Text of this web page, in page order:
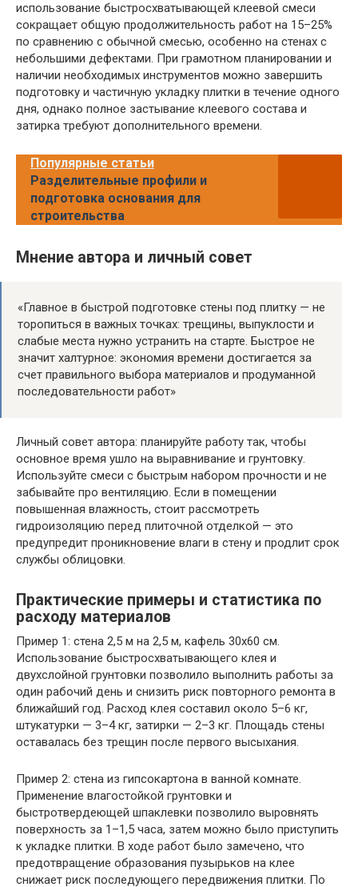
использование быстросхватывающей клеевой смеси
сокращает общую продолжительность работ на 15–25%
по сравнению с обычной смесью, особенно на стенах с
небольшими дефектами. При грамотном планировании и
наличии необходимых инструментов можно завершить
подготовку и частичную укладку плитки в течение одного
дня, однако полное застывание клеевого состава и
затирка требуют дополнительного времени.
Популярные статьи
Разделительные профили и
подготовка основания для
строительства
Мнение автора и личный совет
«Главное в быстрой подготовке стены под плитку — не
торопиться в важных точках: трещины, выпуклости и
слабые места нужно устранить на старте. Быстрое не
значит халтурное: экономия времени достигается за
счет правильного выбора материалов и продуманной
последовательности работ»
Личный совет автора: планируйте работу так, чтобы
основное время ушло на выравнивание и грунтовку.
Используйте смеси с быстрым набором прочности и не
забывайте про вентиляцию. Если в помещении
повышенная влажность, стоит рассмотреть
гидроизоляцию перед плиточной отделкой — это
предупредит проникновение влаги в стену и продлит срок
службы облицовки.
Практические примеры и статистика по
расходу материалов
Пример 1: стена 2,5 м на 2,5 м, кафель 30х60 см.
Использование быстросхватывающего клея и
двухслойной грунтовки позволило выполнить работы за
один рабочий день и снизить риск повторного ремонта в
ближайший год. Расход клея составил около 5–6 кг,
штукатурки — 3–4 кг, затирки — 2–3 кг. Площадь стены
оставалась без трещин после первого высыхания.
Пример 2: стена из гипсокартона в ванной комнате.
Применение влагостойкой грунтовки и
быстротвердеющей шпаклевки позволило выровнять
поверхность за 1–1,5 часа, затем можно было приступить
к укладке плитки. В ходе работ было замечено, что
предотвращение образования пузырьков на клее
снижает риск последующего передвижения плитки. По